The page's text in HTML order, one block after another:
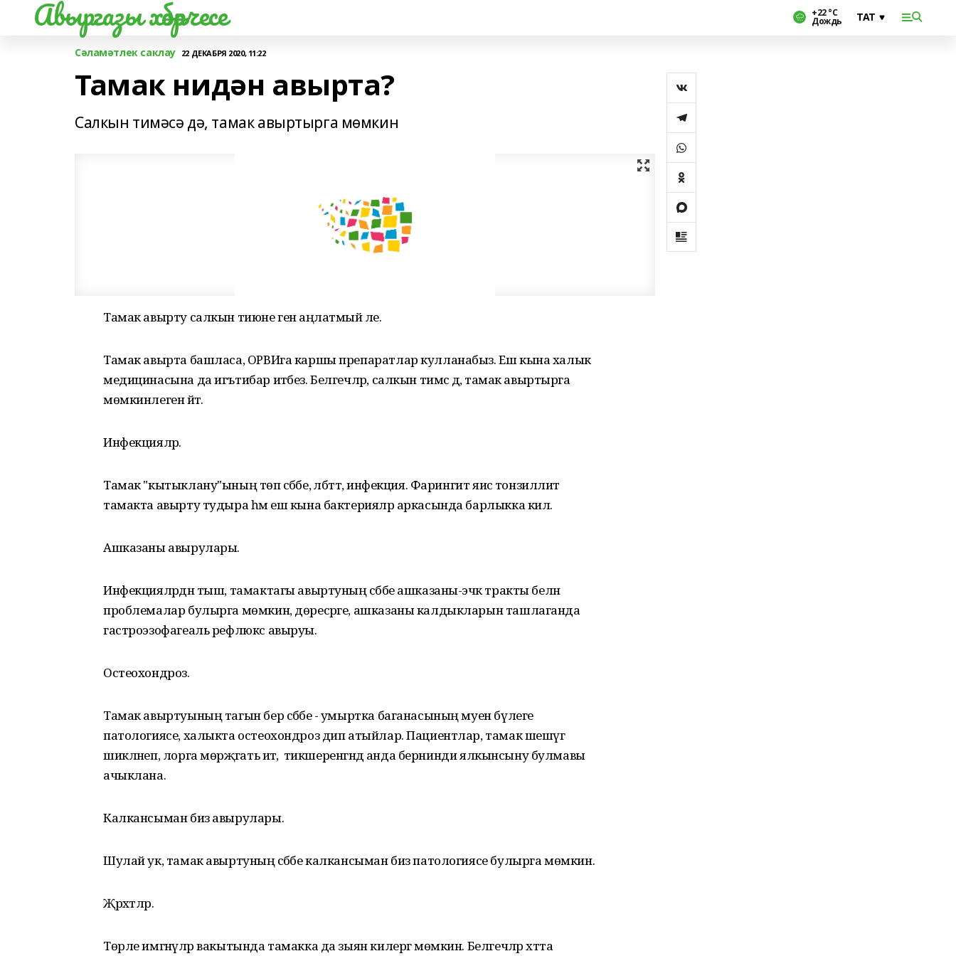
Авыргазы хәбәрчесе +22 °С
Дождь
Сәламәтлек саклау 22 ДЕКАБРЯ 2020, 11:22
Тамак нидән авырта?
Салкын тимәсә дә, тамак авыртырга мөмкин
Тамак авырту салкын тиюне генә аңлатмый әле.
Тамак авырта башласа, ОРВИга каршы препаратлар кулланабыз. Еш кына халык
медицинасына да игътибар итәбез. Белгечләр, салкын тимәсә дә, тамак авыртырга
мөмкинлеген әйтә.
Инфекцияләр.
Тамак "кытыклану"ының төп сәбәбе, әлбәттә, инфекция. Фарингит яисә тонзиллит
тамакта авырту тудыра һәм еш кына бактерияләр аркасында барлыкка килә.
Ашказаны авырулары.
Инфекцияләрдән тыш, тамактагы авыртуның сәбәбе ашказаны-эчәк тракты белән
проблемалар булырга мөмкин, дөресрәге, ашказаны калдыкларын ташлаганда
гастроэзофагеаль рефлюкс авыруы.
Остеохондроз.
Тамак авыртуының тагын бер сәбәбе - умыртка баганасының муен бүлеге
патологиясе, халыкта остеохондроз дип атыйлар. Пациентлар, тамак шешүгә
шикләнеп, лорга мөрәҗәгать итә, ә тикшеренгәндә анда бернинди ялкынсыну булмавы
ачыклана.
Калкансыман биз авырулары.
Шулай ук, тамак авыртуның сәбәбе калкансыман биз патологиясе булырга мөмкин.
Җәрәхәтләр.
Төрле имгәнүләр вакытында тамакка да зыян килергә мөмкин. Белгечләр хәтта